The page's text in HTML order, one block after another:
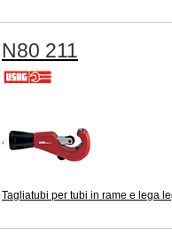
N80 211
Tagliatubi per tubi in rame e lega